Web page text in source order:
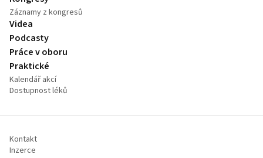
Záznamy z kongresů
Videa
Podcasty
Práce v oboru
Praktické
Kalendář akcí
Dostupnost léků
Kontakt
Inzerce